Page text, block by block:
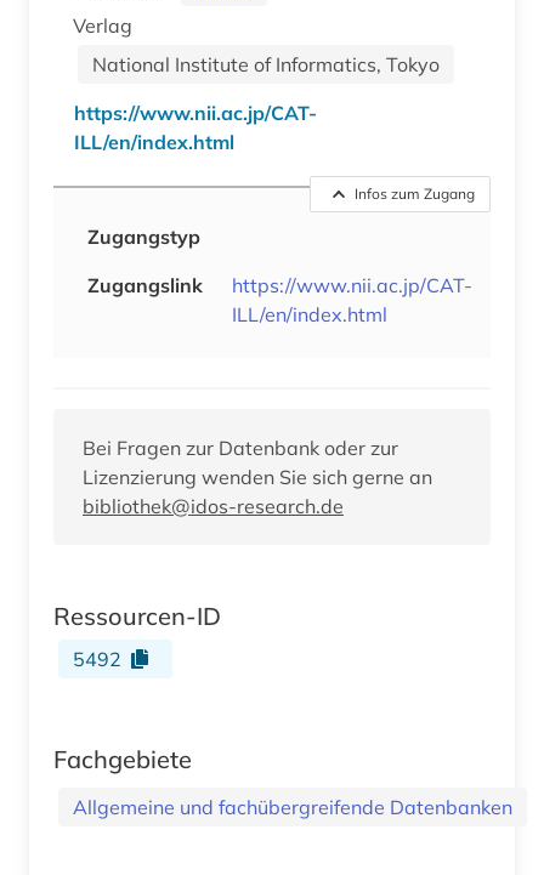
Verlag
National Institute of Informatics, Tokyo
https://www.nii.ac.jp/CAT-
ILL/en/index.html
Infos zum Zugang
Zugangstyp
Zugangslink
https://www.nii.ac.jp/CAT-
ILL/en/index.html
Bei Fragen zur Datenbank oder zur
Lizenzierung wenden Sie sich gerne an
bibliothek@idos-research.de
Ressourcen-ID
5492
Fachgebiete
Allgemeine und fachübergreifende Datenbanken